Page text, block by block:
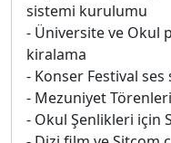
sistemi kurulumu
- Üniversite ve Okul
kiralama
- Konser Festival
- Mezuniyet
- Okul Şenlikleri için